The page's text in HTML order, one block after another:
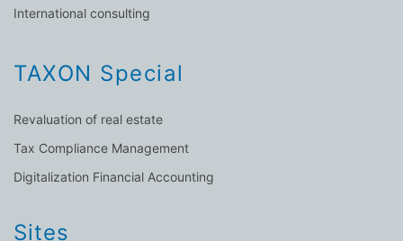
International consulting
TAXON Special
Revaluation of real estate
Tax Compliance Management
Digitalization Financial Accounting
Sites